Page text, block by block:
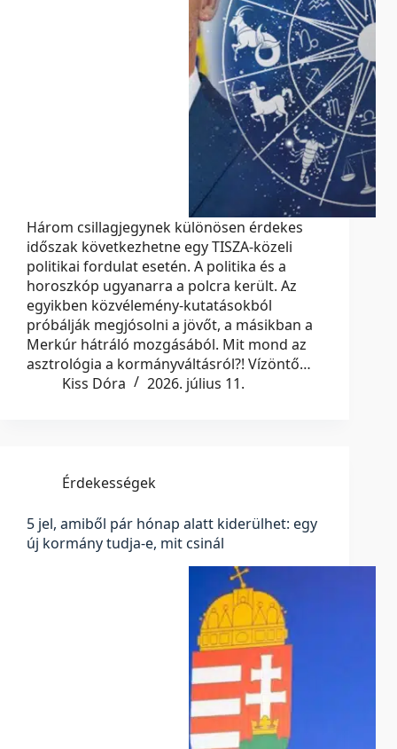
Három csillagjegynek különösen érdekes
időszak következhetne egy TISZA-közeli
politikai fordulat esetén. A politika és a
horoszkóp ugyanarra a polcra került. Az
egyikben közvélemény-kutatásokból
próbálják megjósolni a jövőt, a másikban a
Merkúr hátráló mozgásából. Mit mond az
asztrológia a kormányváltásról?! Vízöntő…
Kiss Dóra
2026. július 11.
Érdekességek
5 jel, amiből pár hónap alatt kiderülhet: egy
új kormány tudja-e, mit csinál